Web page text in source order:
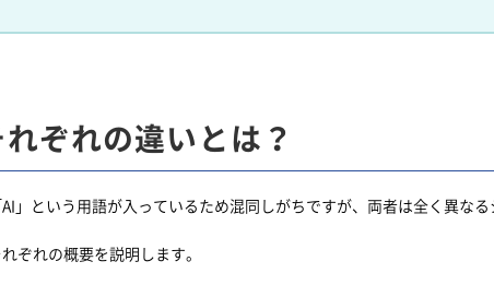
ぞれの違いとは？
」という用語が入っているため混同しがちですが、両者は全く異なる
ぞれの概要を説明します。